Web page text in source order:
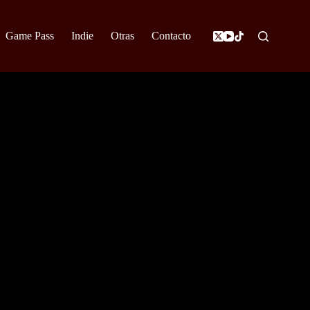
Game Pass Indie Otras Contacto